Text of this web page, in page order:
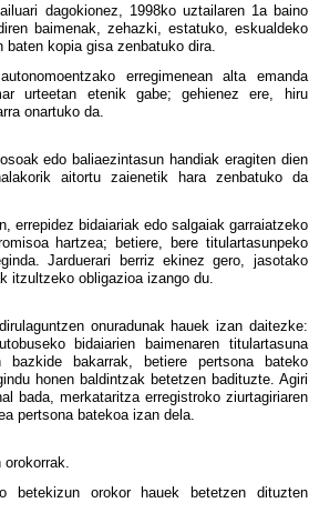
dagokionez, 1998ko uztailaren 1a baino
baimenak, zehazki, estatuko, eskualdeko
kopia gisa zenbatuko dira.
erregimenean alta emanda
urteetan etenik gabe; gehienez ere, hiru
onartuko da.
edo baliaezintasun handiak eragiten dien
aitortu zaienetik hara zenbatuko da
errepidez bidaiariak edo salgaiak garraiatzeko
hartzea; betiere, bere titulartasunpeko
Jarduerari berriz ekinez gero, jasotako
itzultzeko obligazioa izango du.
onuradunak hauek izan daitezke:
bidaiarien baimenaren titulartasuna
bazkide bakarrak, betiere pertsona bateko
honen baldintzak betetzen badituzte. Agiri
bada, merkataritza erregistroko ziurtagiriaren
pertsona batekoa izan dela.
betekizun orokor hauek betetzen dituzten